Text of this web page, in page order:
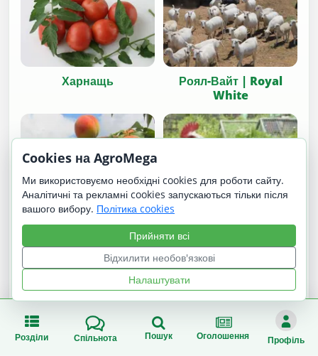
Харнащь
Роял-Вайт | Royal
White
Княжа краса
Піта Пінта Астурійська
/ Pita Pinta Asturiana
Розділи Спільнота Пошук Оголошення Профіль
Cookies на AgroMega
Ми використовуємо необхідні cookies для роботи сайту.
Аналітичні та рекламні cookies запускаються тільки після
вашого вибору. Політика cookies
Прийняти всі
Відхилити необов'язкові
Налаштувати